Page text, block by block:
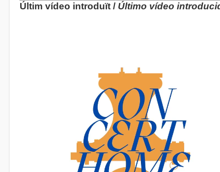
Últim vídeo introduït / Último vídeo